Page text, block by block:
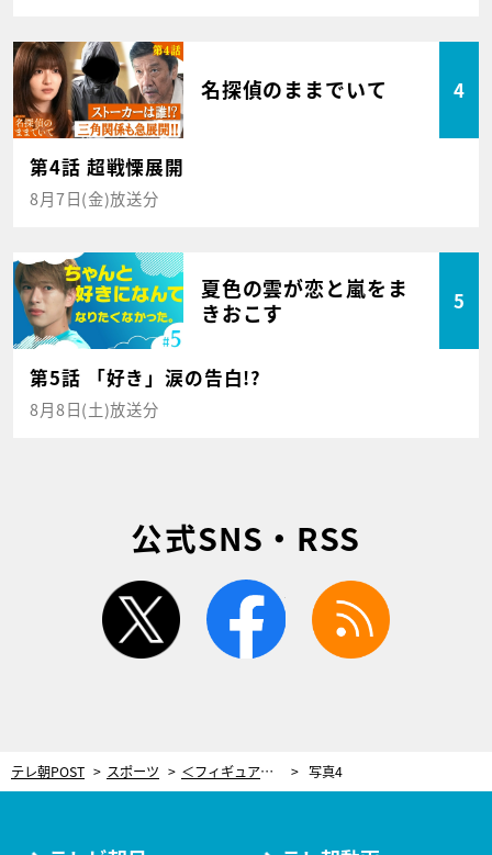
名探偵のままでいて 4
第4話 超戦慄展開
8月7日(金)放送分
夏色の雲が恋と嵐をま
きおこす
5
第5話 「好き」涙の告白!?
8月8日(土)放送分
公式SNS・RSS
twitter facebook
テレ朝POST スポーツ ＜フィギュア＞坂本花織、初めて自ら選曲したきっかけは“新しい家族”「嫌なことがあっても全部吹き飛ぶ」 写真4